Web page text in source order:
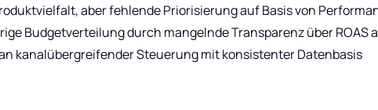
aber fehlende Priorisierung auf Basis von
Budgetverteilung durch mangelnde Transparenz über ROAS
kanalübergreifender Steuerung mit konsistenter Datenbasis